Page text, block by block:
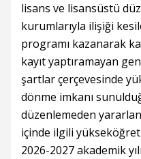
lisans ve lisansüstü
kurumlarıyla ilişiği
programı kazanarak
kayıt yaptıramayan
şartlar çerçevesinde
dönme imkanı
düzenlemeden
içinde ilgili
2026-2027 akademik